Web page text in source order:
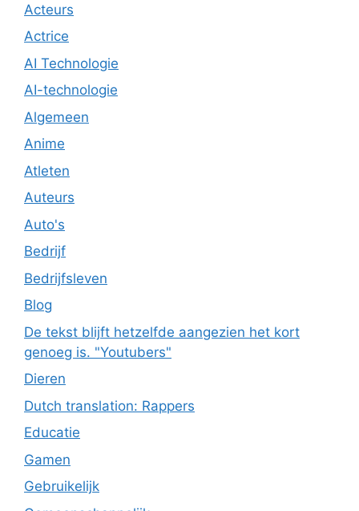
Acteurs
Actrice
AI Technologie
AI-technologie
Algemeen
Anime
Atleten
Auteurs
Auto's
Bedrijf
Bedrijfsleven
Blog
De tekst blijft hetzelfde aangezien het kort
genoeg is. "Youtubers"
Dieren
Dutch translation: Rappers
Educatie
Gamen
Gebruikelijk